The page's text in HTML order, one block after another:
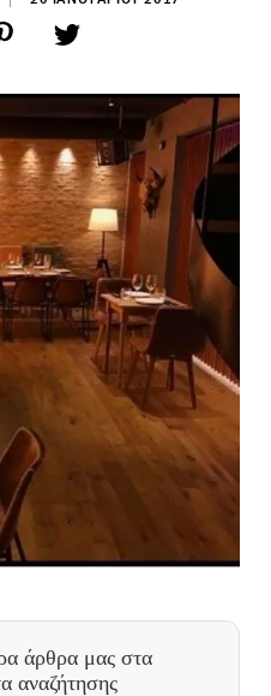
άρθρα μας στα
αναζήτησης